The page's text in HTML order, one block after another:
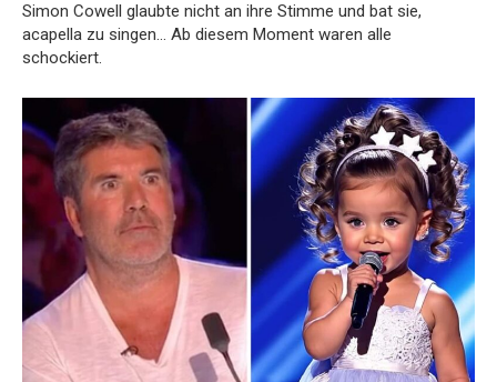
Simon Cowell glaubte nicht an ihre Stimme und bat sie,
acapella zu singen… Ab diesem Moment waren alle
schockiert.